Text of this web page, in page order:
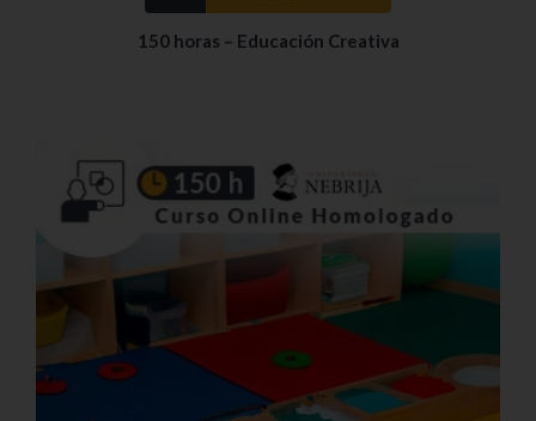
150 horas – Educación Creativa